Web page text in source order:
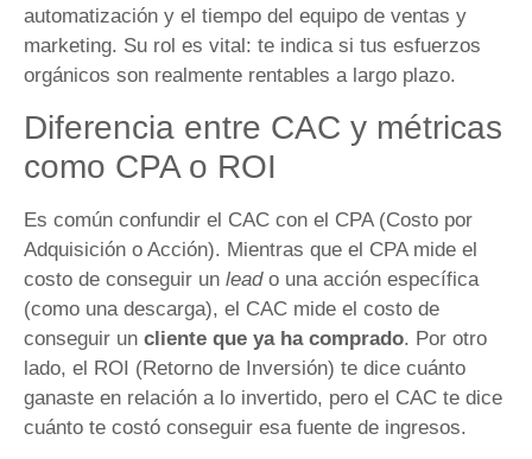
automatización y el tiempo del equipo de ventas y
marketing. Su rol es vital: te indica si tus esfuerzos
orgánicos son realmente rentables a largo plazo.
Diferencia entre CAC y métricas
como CPA o ROI
Es común confundir el CAC con el CPA (Costo por
Adquisición o Acción). Mientras que el CPA mide el
costo de conseguir un leado una acción específica
(como una descarga), el CAC mide el costo de
conseguir un cliente que ya ha comprado. Por otro
lado, el ROI (Retorno de Inversión) te dice cuánto
ganaste en relación a lo invertido, pero el CAC te dice
cuánto te costó conseguir esa fuente de ingresos.